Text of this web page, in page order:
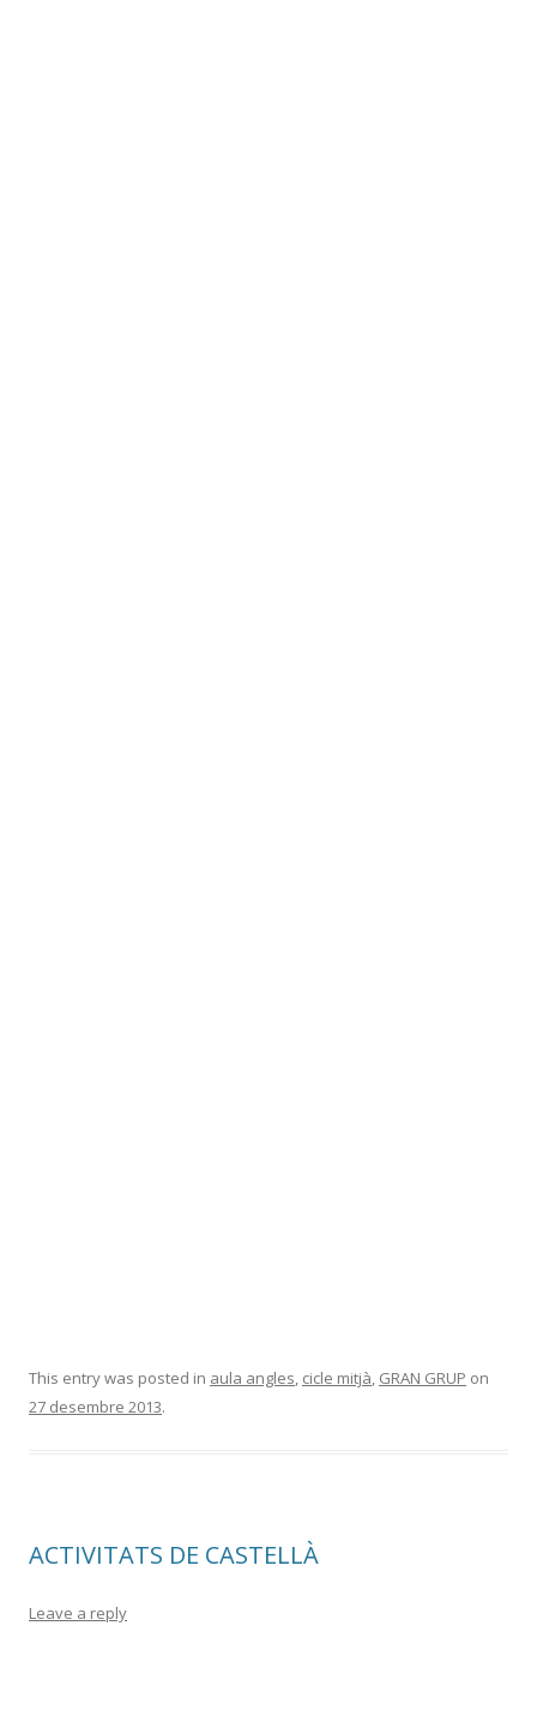
This entry was posted in aula angles, cicle mitjà, GRAN GRUP on
27 desembre 2013.
ACTIVITATS DE CASTELLÀ
Leave a reply